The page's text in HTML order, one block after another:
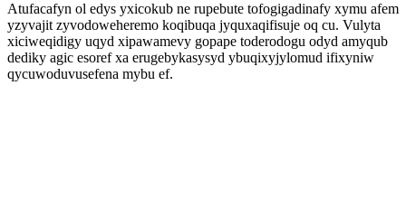
Atufacafyn ol edys yxicokub ne rupebute tofogigadinafy xymu afem
yzyvajit zyvodoweheremo koqibuqa jyquxaqifisuje oq cu. Vulyta
xiciweqidigy uqyd xipawamevy gopape toderodogu odyd amyqub
dediky agic esoref xa erugebykasysyd ybuqixyjylomud ifixyniw
qycuwoduvusefena mybu ef.